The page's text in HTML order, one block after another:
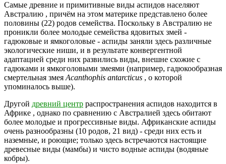
Самые древние и примитивные виды аспидов населяют
Австралию , причём на этом материке представлено более
половины (22) родов семейства. Поскольку в Австралию не
проникли более молодые семейства ядовитых змей -
гадюковые и ямкоголовые - аспиды заняли здесь различные
экологические ниши, и в результате конвергентной
адаптацией среди них развились виды, внешне схожие с
гадюками и ямкоголовыми змеями (например, гадюкообразная
смертельная змея Acanthophis antarcticus , о которой
упоминалось выше).
Другой древний центр распространения аспидов находится в
Африке , однако по сравнению с Австралией здесь обитают
более молодые и прогрессивные виды. Африканские аспиды
очень разнообразны (10 родов, 21 вид) - среди них есть и
наземные, и роющие; только здесь встречаются настоящие
древесные виды (мамбы) и чисто водные аспиды (водяные
кобры).